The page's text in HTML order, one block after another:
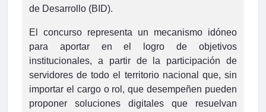
de Desarrollo (BID).
El concurso representa un mecanismo idóneo
para aportar en el logro de objetivos
institucionales, a partir de la participación de
servidores de todo el territorio nacional que, sin
importar el cargo o rol, que desempeñen pueden
proponer soluciones digitales que resuelvan